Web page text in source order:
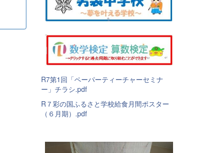
R7第1回「ペーパーティーチャーセミナ
ー」チラシ.pdf
R７彩の国ふるさと学校給食月間ポスター
（６月期）.pdf